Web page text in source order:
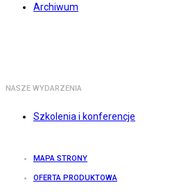
Archiwum
NASZE WYDARZENIA
Szkolenia i konferencje
MAPA STRONY
OFERTA PRODUKTOWA